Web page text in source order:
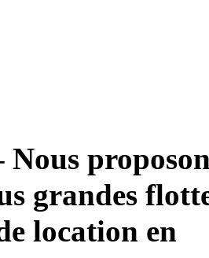
grandes
location en